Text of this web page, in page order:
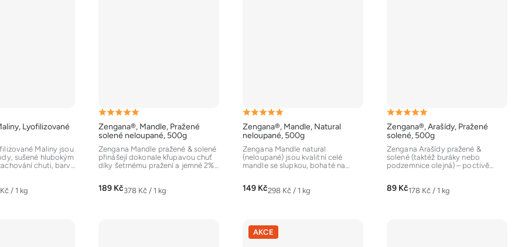
Lyofilizované
/ 1 kg
Maliny jsou
sušené hlubokým
chuti, barvy
Zengana®, Mandle, Pražené
solené neloupané, 500g
Průměrné
hodnocení
produktu
je
z
189 KčMěrná
378 Kč / 1 kg
Zengana Mandle pražené & solené
přinášejí dokonale křupavou chuť
díky šetrnému pražení a jemné 2%
Zengana®, Mandle, Natural
neloupané, 500g
Průměrné
hodnocení
produktu
je
z
149 KčMěrná
298 Kč / 1 kg
Zengana Mandle natural
(neloupané) jsou kvalitní celé
mandle se slupkou, bohaté na
Zengana®, Arašídy, Pražené
solené, 500g
Průměrné
hodnocení
produktu
je
z
89 KčMěrná
178 Kč / 1 kg
Zengana Arašídy pražené &
solené (taktéž buráky nebo
podzemnice olejná) – poctivě
AKCE